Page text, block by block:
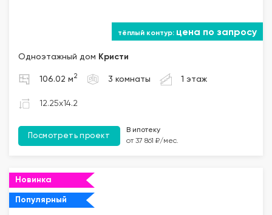
цена по запросу
Одноэтажный дом Кристи
106.02 м 2 3 комнаты 1 этаж
12.25x14.2
Посмотреть проект
В ипотеку
от 37 861 ₽/мес.
Новинка
Популярный